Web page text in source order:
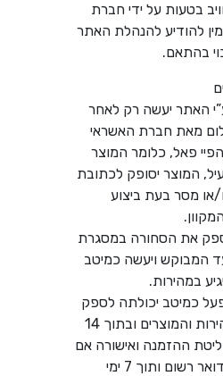
בטעות על ידי חברת
להודיע להנהלת האתר
בהתאם.
האתר יעשה רק לאחר
מאת חברת האשראי
פאל, כלומר המוצר
המוצר יסופק לכתובת
או מסר בעת ביצוע
את הסחורה במסגרת
המבוקש ויעשה כמיטב
במהירות.
כמיטב יכולתה לספק
את המוצרים במהירות והמוצרים ובתוך 14
ההזמנה ואישורה אם
נשלח באמצעות דואר רשום ותוך 7 ימי